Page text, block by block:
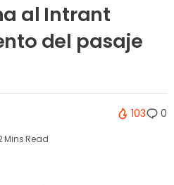
al Intrant
del pasaje
Mins Read
103 0